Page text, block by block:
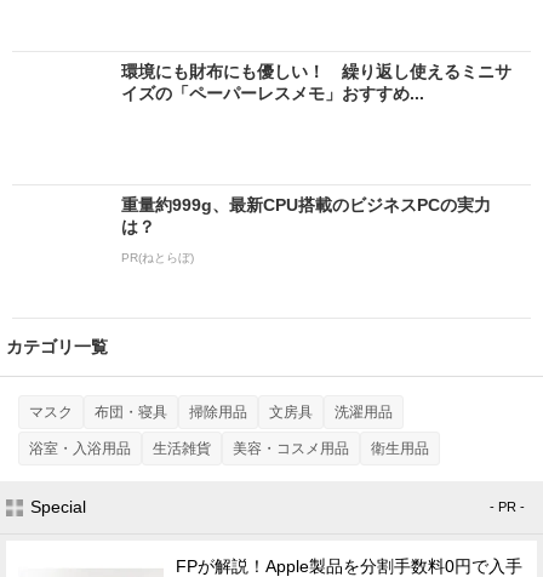
環境にも財布にも優しい！ 繰り返し使えるミニサ
イズの「ペーパーレスメモ」おすすめ...
重量約999g、最新CPU搭載のビジネスPCの実力
は？
PR(ねとらぼ)
カテゴリ一覧
マスク 布団・寝具 掃除用品 文房具 洗濯用品
浴室・入浴用品 生活雑貨 美容・コスメ用品 衛生用品
Special - PR -
FPが解説！Apple製品を分割手数料0円で入手